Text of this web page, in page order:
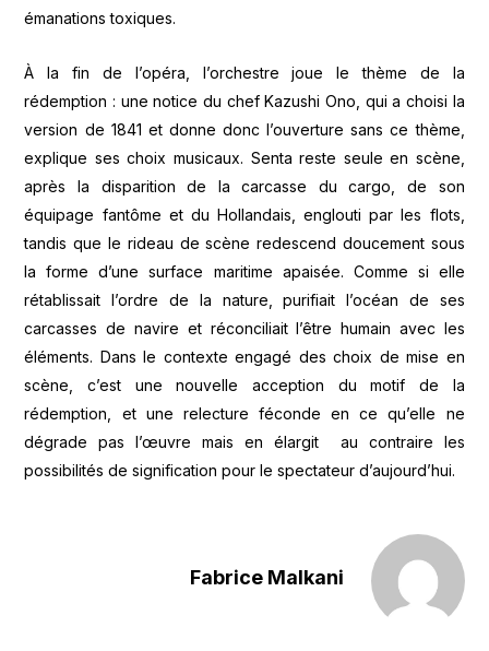
émanations toxiques.
À la fin de l’opéra, l’orchestre joue le thème de la
rédemption : une notice du chef Kazushi Ono, qui a choisi la
version de 1841 et donne donc l’ouverture sans ce thème,
explique ses choix musicaux. Senta reste seule en scène,
après la disparition de la carcasse du cargo, de son
équipage fantôme et du Hollandais, englouti par les flots,
tandis que le rideau de scène redescend doucement sous
la forme d’une surface maritime apaisée. Comme si elle
rétablissait l’ordre de la nature, purifiait l’océan de ses
carcasses de navire et réconciliait l’être humain avec les
éléments. Dans le contexte engagé des choix de mise en
scène, c’est une nouvelle acception du motif de la
rédemption, et une relecture féconde en ce qu’elle ne
dégrade pas l’œuvre mais en élargit au contraire les
possibilités de signification pour le spectateur d’aujourd’hui.
Fabrice Malkani